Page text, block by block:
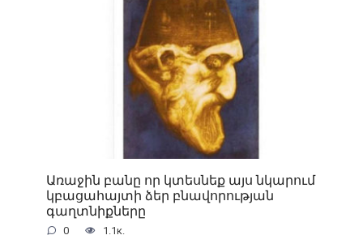
Առաջին բանը որ կտեսնեք այս նկարում
կբացահայտի ձեր բնավորության
գաղտնիքները
0 1.1к.